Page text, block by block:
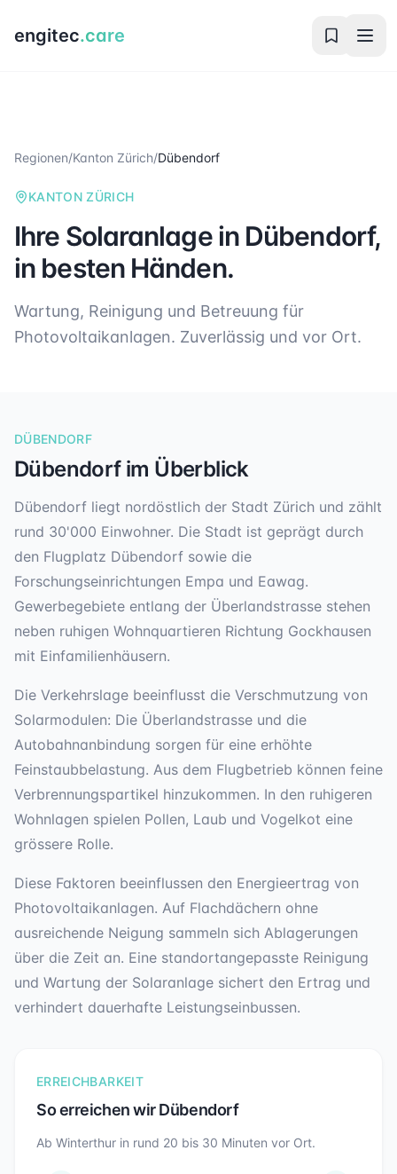
engitec.care
Regionen/Kanton Zürich/Dübendorf
KANTON ZÜRICH
Ihre Solaranlage in Dübendorf,
in besten Händen.
Wartung, Reinigung und Betreuung für
Photovoltaikanlagen. Zuverlässig und vor Ort.
DÜBENDORF
Dübendorfim Überblick
Dübendorf liegt nordöstlich der Stadt Zürich und zählt
rund 30'000 Einwohner. Die Stadt ist geprägt durch
den Flugplatz Dübendorf sowie die
Forschungseinrichtungen Empa und Eawag.
Gewerbegebiete entlang der Überlandstrasse stehen
neben ruhigen Wohnquartieren Richtung Gockhausen
mit Einfamilienhäusern.
Die Verkehrslage beeinflusst die Verschmutzung von
Solarmodulen: Die Überlandstrasse und die
Autobahnanbindung sorgen für eine erhöhte
Feinstaubbelastung. Aus dem Flugbetrieb können feine
Verbrennungspartikel hinzukommen. In den ruhigeren
Wohnlagen spielen Pollen, Laub und Vogelkot eine
grössere Rolle.
Diese Faktoren beeinflussen den Energieertrag von
Photovoltaikanlagen. Auf Flachdächern ohne
ausreichende Neigung sammeln sich Ablagerungen
über die Zeit an. Eine standortangepasste Reinigung
und Wartung der Solaranlage sichert den Ertrag und
verhindert dauerhafte Leistungseinbussen.
ERREICHBARKEIT
So erreichen wirDübendorf
Ab Winterthur in rund 20 bis 30 Minuten vor Ort.